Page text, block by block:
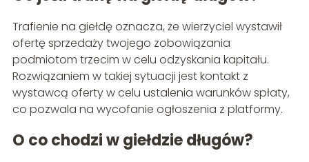
Trafienie na giełdę oznacza, że wierzyciel wystawił
ofertę sprzedaży twojego zobowiązania
podmiotom trzecim w celu odzyskania kapitału.
Rozwiązaniem w takiej sytuacji jest kontakt z
wystawcą oferty w celu ustalenia warunków spłaty,
co pozwala na wycofanie ogłoszenia z platformy.
O co chodzi w giełdzie długów?